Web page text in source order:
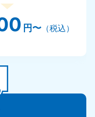
円〜（税込）